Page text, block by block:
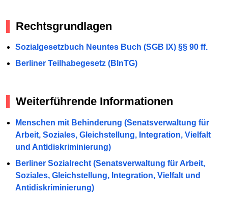
Rechtsgrundlagen
Sozialgesetzbuch Neuntes Buch (SGB IX) §§ 90 ff.
Berliner Teilhabegesetz (BlnTG)
Weiterführende Informationen
Menschen mit Behinderung (Senatsverwaltung für
Arbeit, Soziales, Gleichstellung, Integration, Vielfalt
und Antidiskriminierung)
Berliner Sozialrecht (Senatsverwaltung für Arbeit,
Soziales, Gleichstellung, Integration, Vielfalt und
Antidiskriminierung)